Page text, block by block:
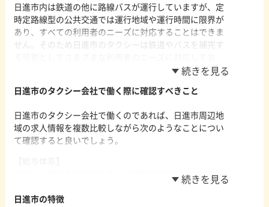
展やイベントも行われ休日には多くの家族連れや観光客
で賑わいます。愛知牧場は乳牛を約130頭飼育する入園無
料の観光牧場で広大な敷地内では羊・ヤギ・ウサギ・ア
ヒル・モルモットなどの動物たちと触れ合うことがで
【日進市のタクシー利用が多い駅名】
日進市の南部に名古屋市・豊田市への都市間交通需要に
対処する名古屋市営地下鉄鶴舞線と名古屋鉄道豊田線が
宅街が集積しており通勤通学時間帯は多くの人で賑わい
ます。また、赤池駅周辺も市街地が形成されており人口
が集中しているエリアとなっています。
日進市内は鉄道の他に路線バスが運行していますが、定
時定路線型の公共交通では運行地域や運行時間に限界が
あり、すべての利用者のニーズに対応することはできま
せん。そのため日進市のタクシーは鉄道やバスを補完す
り、地域住民の買い物・通院、観光客の観光など多様な
シー事業者の多くは駅や公共施設のタクシー待機場所で
動をしており、丁寧な運転技術はもちろん観光客に対す
る接客スキルや観光スポットなどの知識も欠かせませ
ん。安全にお客様を運べるよう高い安全意識も持ってお
日進市のタクシー会社で働く際に確認すべきこと
日進市のタクシー会社で働くのであれば、日進市周辺地
域の求人情報を複数比較しながら次のようなことについ
て確認すると良いでしょう。
タクシー運転手の給与体系には2種類の歩合制がありま
す。完全に歩合で給料が決まるタイプと基本給に歩合給
が上乗せされるタイプです。安定して収入を得ることを
日進市の特徴